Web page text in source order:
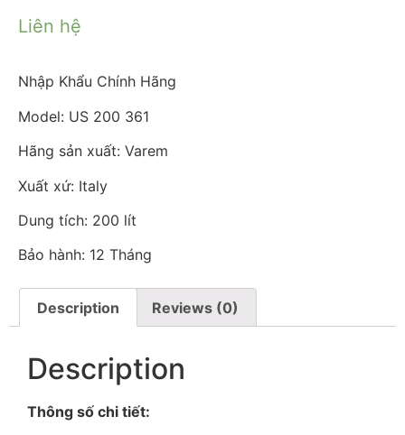
Liên hệ
Nhập Khẩu Chính Hãng
Model: US 200 361
Hãng sản xuất: Varem
Xuất xứ: Italy
Dung tích: 200 lít
Bảo hành: 12 Tháng
Description Reviews (0)
Description
Thông số chi tiết: